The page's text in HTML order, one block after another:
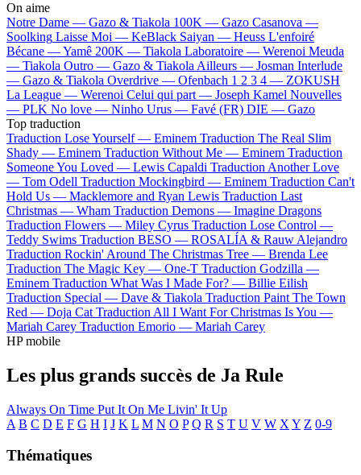
On aime
Notre Dame — Gazo & Tiakola 100K — Gazo Casanova —
Soolking Laisse Moi — KeBlack Saiyan — Heuss L'enfoiré
Bécane —Yamê 200K — Tiakola Laboratoire — Werenoi Meuda
— Tiakola Outro — Gazo & TiakolaAilleurs — Josman Interlude
— Gazo & Tiakola Overdrive — Ofenbach 1 2 3 4 — ZOKUSH
La League — Werenoi Celui qui part — Joseph Kamel Nouvelles
— PLK No love — Ninho Urus — Favé (FR) DIE — Gazo
Top traduction
Traduction Lose Yourself — Eminem Traduction The Real Slim
Shady — Eminem Traduction Without Me — Eminem Traduction
Someone You Loved — Lewis Capaldi Traduction Another Love
— Tom Odell Traduction Mockingbird — Eminem Traduction Can't
Hold Us — Macklemore and Ryan Lewis Traduction Last
Christmas — Wham Traduction Demons — Imagine Dragons
Traduction Flowers — Miley Cyrus Traduction Lose Control —
Teddy Swims Traduction BESO — ROSALÍA & Rauw Alejandro
Traduction Rockin' Around The Christmas Tree — Brenda Lee
Traduction The Magic Key — One-T Traduction Godzilla —
Eminem Traduction What Was I Made For? — Billie Eilish
Traduction Special — Dave & Tiakola Traduction Paint The Town
Red — Doja Cat Traduction All I Want For Christmas Is You —
Mariah Carey Traduction Emorio — Mariah Carey
HP mobile
Les plus grands succès de Ja Rule
Always On Time Put It On Me Livin' It Up
A B C D E F G H I J K L M N O P Q R S T U V W X Y Z 0-9
Thématiques